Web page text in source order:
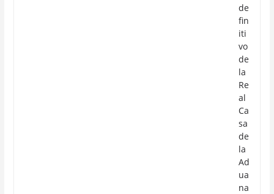
de
fin
iti
vo
de
la
Re
al
Ca
sa
de
la
Ad
ua
na